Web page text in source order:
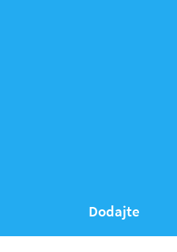
Dodajte